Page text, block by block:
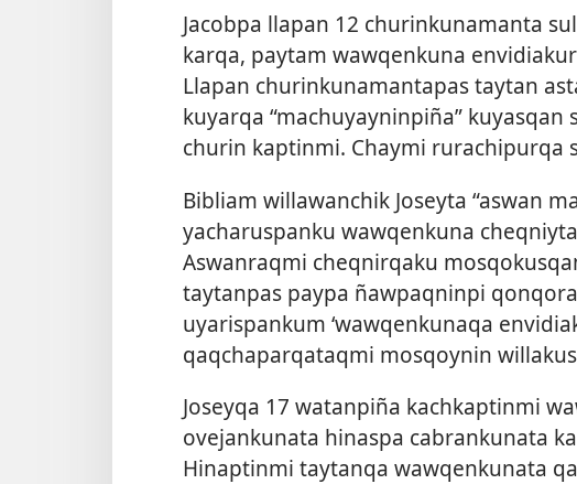
Jacobpa llapan 12 churinkunamanta
karqa, paytam wawqenkuna
Llapan churinkunamantapas taytan
kuyarqa “machuyayninpiña”
churin kaptinmi. Chaymi rurachipurqa
Bibliam willawanchik Joseyta “aswan
yacharuspanku wawqenkuna
Aswanraqmi cheqnirqaku
taytanpas paypa ñawpaqninpi
uyarispankum ‘wawqenkunaqa
qaqchaparqataqmi mosqoynin
Joseyqa 17 watanpiña kachkaptinmi
ovejankunata hinaspa cabrankunata
Hinaptinmi taytanqa wawqenkunata